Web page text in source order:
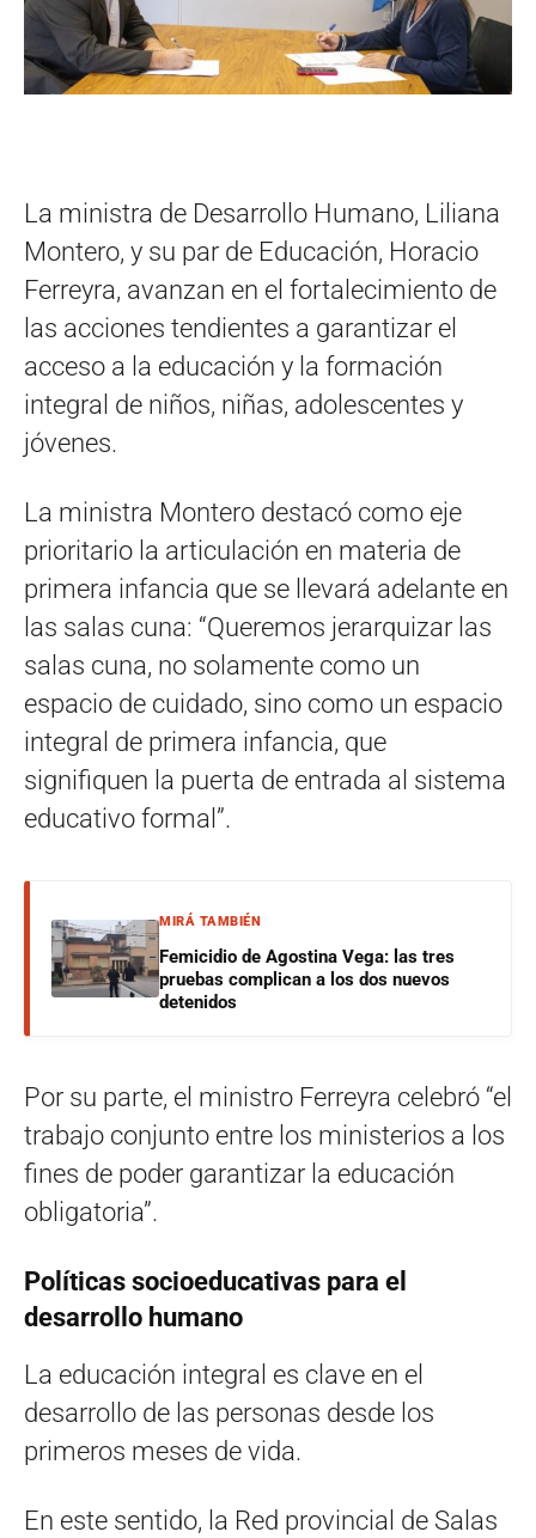
La ministra de Desarrollo Humano, Liliana
Montero, y su par de Educación, Horacio
Ferreyra, avanzan en el fortalecimiento de
las acciones tendientes a garantizar el
acceso a la educación y la formación
integral de niños, niñas, adolescentes y
jóvenes.
La ministra Montero destacó como eje
prioritario la articulación en materia de
primera infancia que se llevará adelante en
las salas cuna: “Queremos jerarquizar las
salas cuna, no solamente como un
espacio de cuidado, sino como un espacio
integral de primera infancia, que
signifiquen la puerta de entrada al sistema
educativo formal”.
MIRÁ TAMBIÉN
Femicidio de Agostina Vega: las tres
pruebas complican a los dos nuevos
detenidos
Por su parte, el ministro Ferreyra celebró “el
trabajo conjunto entre los ministerios a los
fines de poder garantizar la educación
obligatoria”.
Políticas socioeducativas para el
desarrollo humano
La educación integral es clave en el
desarrollo de las personas desde los
primeros meses de vida.
En este sentido, la Red provincial de Salas